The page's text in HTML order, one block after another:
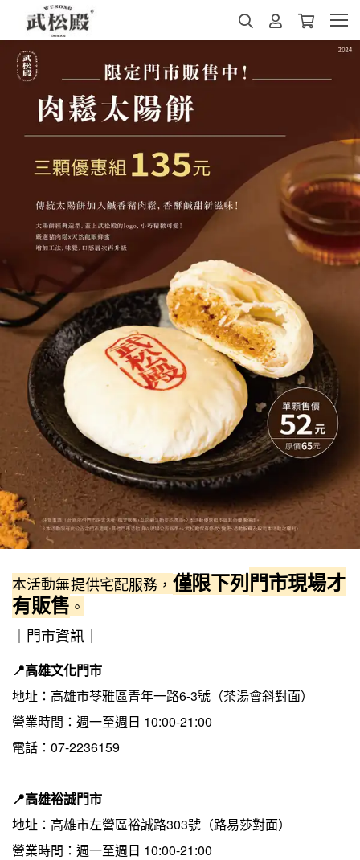
本活動無提供宅配服務， 僅限下列門市現場才
有販售 。
｜門市資訊｜
📍高雄文化門市
地址：高雄市苓雅區青年一路6-3號（茶湯會斜對面）
營業時間：週一至週日 10:00-21:00
電話：07-2236159
📍高雄裕誠門市
地址：高雄市左營區裕誠路303號（路易莎對面）
營業時間：週一至週日 10:00-21:00